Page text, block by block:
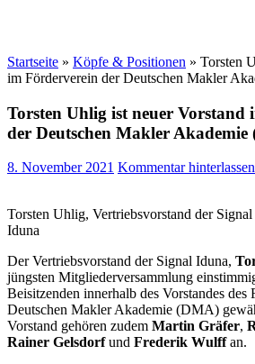
Startseite » Köpfe & Positionen » Torsten
im Förderverein der Deutschen Makler
Torsten Uhlig ist neuer Vorstand
der Deutschen Makler
8. November 2021 Kommentar hinterlassen
Torsten Uhlig, Vertriebsvorstand der
Iduna
Der Vertriebsvorstand der Signal Iduna,
jüngsten Mitgliederversammlung
Beisitzenden innerhalb des Vorstandes des
Deutschen Makler Akademie (DMA)
Vorstand gehören zudem Martin Gräfer,
Rainer Gelsdorfund Frederik Wulffan.